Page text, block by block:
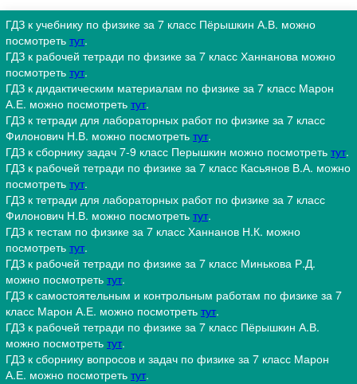
ГДЗ к учебнику по физике за 7 класс Пёрышкин А.В. можно
посмотреть тут.
ГДЗ к рабочей тетради по физике за 7 класс Ханнанова можно
посмотреть тут.
ГДЗ к дидактическим материалам по физике за 7 класс Марон
А.Е. можно посмотреть тут.
ГДЗ к тетради для лабораторных работ по физике за 7 класс
Филонович Н.В. можно посмотреть тут.
ГДЗ к сборнику задач 7-9 класс Перышкин можно посмотреть тут.
ГДЗ к рабочей тетради по физике за 7 класс Касьянов В.А. можно
посмотреть тут.
ГДЗ к тетради для лабораторных работ по физике за 7 класс
Филонович Н.В. можно посмотреть тут.
ГДЗ к тестам по физике за 7 класс Ханнанов Н.К. можно
посмотреть тут.
ГДЗ к рабочей тетради по физике за 7 класс Минькова Р.Д.
можно посмотреть тут.
ГДЗ к самостоятельным и контрольным работам по физике за 7
класс Марон А.Е. можно посмотреть тут.
ГДЗ к рабочей тетради по физике за 7 класс Пёрышкин А.В.
можно посмотреть тут.
ГДЗ к сборнику вопросов и задач по физике за 7 класс Марон
А.Е. можно посмотреть тут.